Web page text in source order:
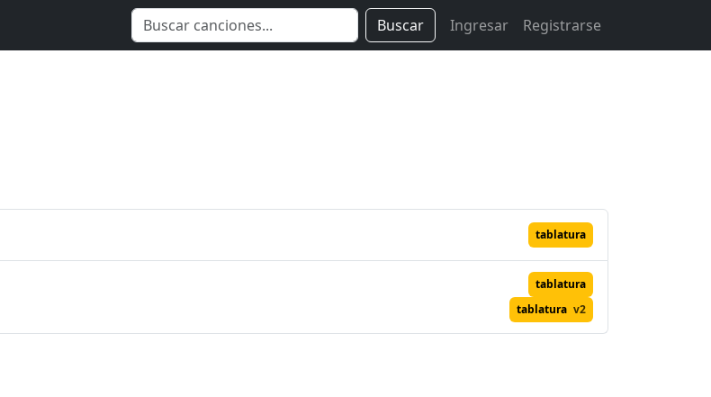
Buscar Ingresar Registrarse
tablatura
tablatura
tablatura v2